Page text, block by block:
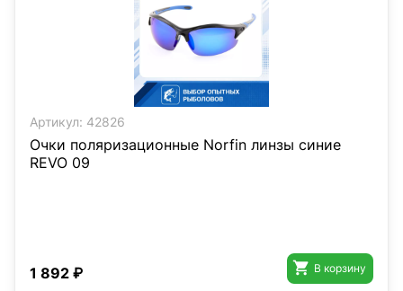
Артикул: 42826
Очки поляризационные Norfin линзы синие
REVO 09
1 892 ₽  В корзину